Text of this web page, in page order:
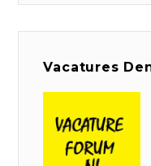
Vacatures